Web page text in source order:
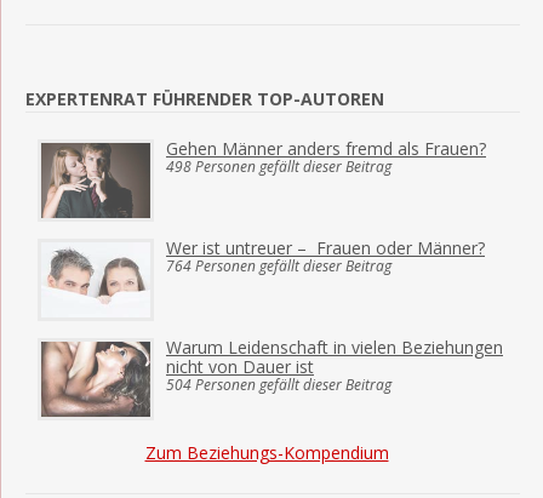
EXPERTENRAT FÜHRENDER TOP-AUTOREN
Gehen Männer anders fremd als Frauen?
498 Personen gefällt dieser Beitrag
Wer ist untreuer – Frauen oder Männer?
764 Personen gefällt dieser Beitrag
Warum Leidenschaft in vielen Beziehungen
nicht von Dauer ist
504 Personen gefällt dieser Beitrag
Zum Beziehungs-Kompendium